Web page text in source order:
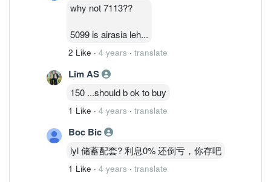
why not 7113??
5099 is airasia leh...
2 Like · 4 years · translate
Lim AS
150 ...should b ok to buy
1 Like · 4 years · translate
Boc Bic
lyl 储蓄配套? 利息0% 还倒亏，你存吧
1 Like · 4 years · translate